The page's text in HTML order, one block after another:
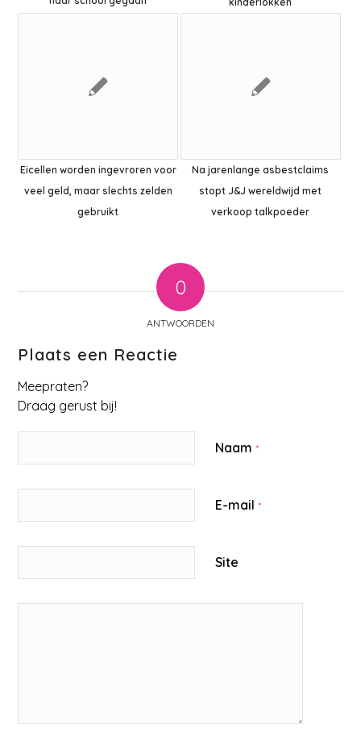
Eicellen worden ingevroren voor
veel geld, maar slechts zelden
gebruikt
Na jarenlange asbestclaims
stopt J&J wereldwijd met
verkoop talkpoeder
0
ANTWOORDEN
Plaats een Reactie
Meepraten?
Draag gerust bij!
Naam*
E-mail*
Site